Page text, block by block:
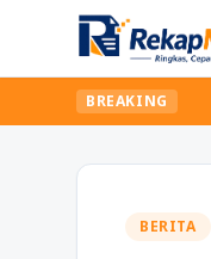
BREAKING
BERITA